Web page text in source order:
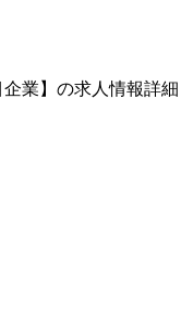
業】の求人情報詳細